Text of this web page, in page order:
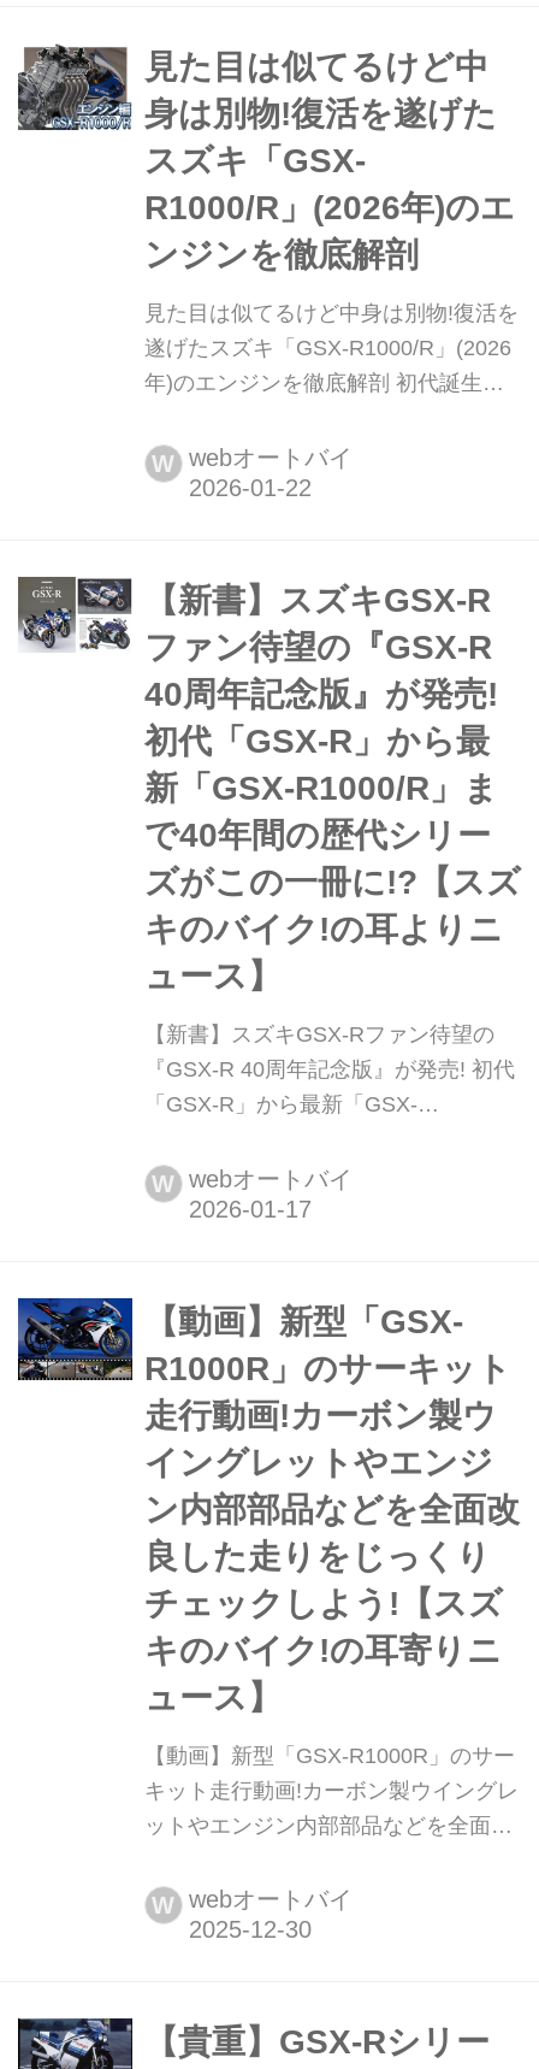
成を極めたシャシーと、電装システム
の詳細を解説する。まとめ:岡本 渉/協
力:バイカーズステーション、佐藤康
郎、...
見た目は似てるけど中
身は別物!復活を遂げた
スズキ「GSX-
R1000/R」(2026年)のエ
ンジンを徹底解剖
見た目は似てるけど中身は別物!復活を
遂げたスズキ「GSX-R1000/R」(2026
年)のエンジンを徹底解剖 初代誕生か
のトップモデルであるGSX-R1000/R
が、2026年モデルでどのように進化し
説する。まとめ:岡本 渉/協力:バイカー
ズステーション、佐藤康郎、H&L
PLA...
W webオートバイ
【新書】スズキGSX-R
ファン待望の『GSX-R
40周年記念版』が発売!
初代「GSX-R」から最
新「GSX-R1000/R」ま
で40年間の歴代シリー
ズがこの一冊に!?【スズ
キのバイク!の耳よりニ
ュース】
【新書】スズキGSX-Rファン待望の
『GSX-R 40周年記念版』が発売! 初代
「GSX-R」から最新「GSX-
がこの一冊に!?【スズキのバイク!の耳
よりニュース】 当サイト「スズキのバ
ーツ「GSX-R」生誕40周年を記念した
永久保存版MOOKが発売されました!す
べてのGSX-Rファン必見です!
W webオートバイ
【動画】新型「GSX-
R1000R」のサーキット
走行動画!カーボン製ウ
イングレットやエンジ
ン内部部品などを全面改
良した走りをじっくり
チェックしよう!【スズ
キのバイク!の耳寄りニ
ュース】
【動画】新型「GSX-R1000R」のサー
キット走行動画!カーボン製ウイングレ
ットやエンジン内部部品などを全面改
【スズキのバイク!の耳寄りニュース】
スズキの海外版YouTubeサイト
ット走行ムービーが見られます!
W webオートバイ
【貴重】GSX-Rシリー